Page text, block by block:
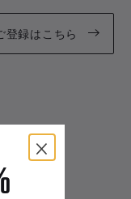
登録はこちら
×